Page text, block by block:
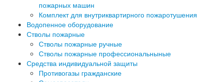
пожарных машин
Комплект для внутриквартирного пожаротушения
Водопенное оборудование
Стволы пожарные
Стволы пожарные ручные
Стволы пожарные профессиональныные
Средства индивидуальной защиты
Противогазы гражданские